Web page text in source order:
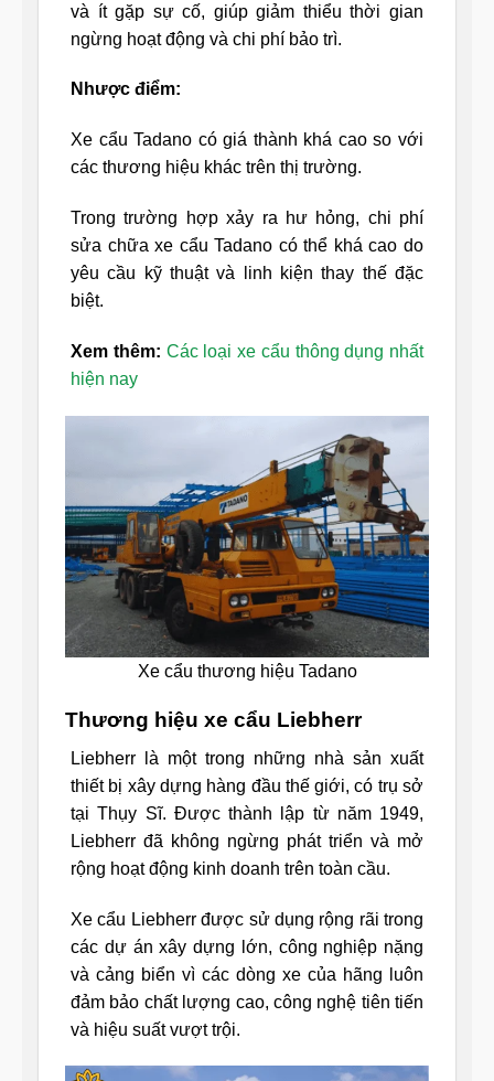
và ít gặp sự cố, giúp giảm thiểu thời gian
ngừng hoạt động và chi phí bảo trì.
Nhược điểm:
Xe cẩu Tadano có giá thành khá cao so với
các thương hiệu khác trên thị trường.
Trong trường hợp xảy ra hư hỏng, chi phí
sửa chữa xe cẩu Tadano có thể khá cao do
yêu cầu kỹ thuật và linh kiện thay thế đặc
biệt.
Xem thêm: Các loại xe cẩu thông dụng nhất
hiện nay
Xe cẩu thương hiệu Tadano
Thương hiệu xe cẩu Liebherr
Liebherr là một trong những nhà sản xuất
thiết bị xây dựng hàng đầu thế giới, có trụ sở
tại Thụy Sĩ. Được thành lập từ năm 1949,
Liebherr đã không ngừng phát triển và mở
rộng hoạt động kinh doanh trên toàn cầu.
Xe cẩu Liebherr được sử dụng rộng rãi trong
các dự án xây dựng lớn, công nghiệp nặng
và cảng biển vì các dòng xe của hãng luôn
đảm bảo chất lượng cao, công nghệ tiên tiến
và hiệu suất vượt trội.